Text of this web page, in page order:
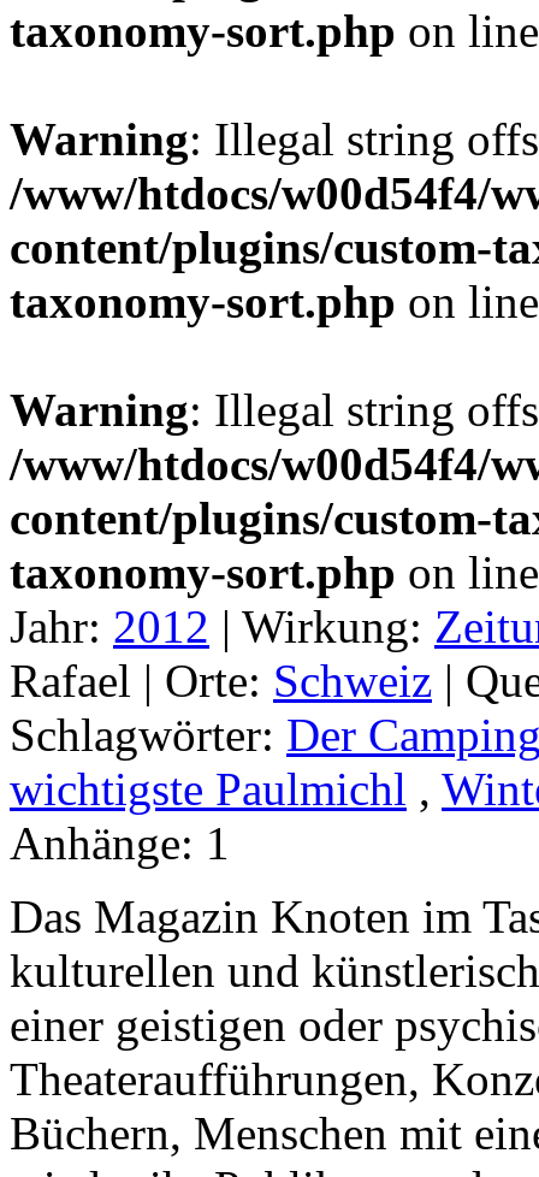
taxonomy-sort.php on
Warning: Illegal string
/www/htdocs/w00d54f4/
content/plugins/custom-
taxonomy-sort.php on
Warning: Illegal string
/www/htdocs/w00d54f4/
content/plugins/custom-
taxonomy-sort.php on
Jahr: 2012 | Wirkung:
Rafael | Orte: Schweiz |
Schlagwörter: Der
wichtigste Paulmichl ,
Anhänge: 1
Das Magazin Knoten im
kulturellen und
einer geistigen oder
Theateraufführungen,
Büchern, Menschen mit